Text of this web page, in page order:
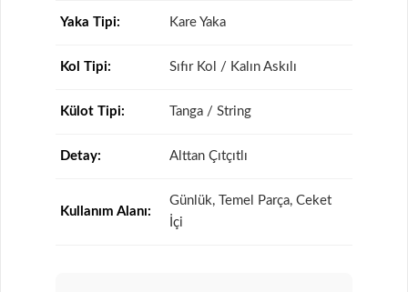
Yaka Tipi: Kare Yaka
Kol Tipi: Sıfır Kol / Kalın Askılı
Külot Tipi: Tanga / String
Detay: Alttan Çıtçıtlı
Kullanım Alanı:
Günlük, Temel Parça, Ceket
İçi